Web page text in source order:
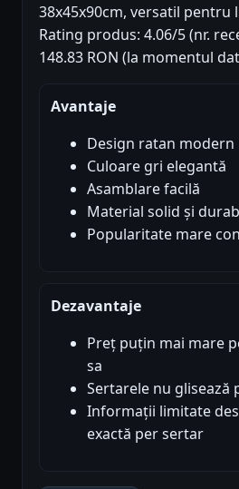
38x45x90cm, versatil pentru
Rating produs: 4.06/5 (nr.
148.83 RON (la momentul
Avantaje
Design ratan modern
Culoare gri elegantă
Asamblare facilă
Material solid și
Popularitate mare
Dezavantaje
Preț puțin mai mare
sa
Sertarele nu glisează
Informații limitate
exactă per sertar